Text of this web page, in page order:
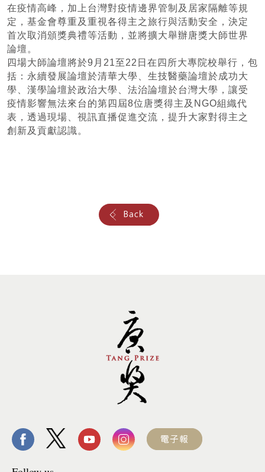
在疫情高峰，加上台灣對疫情邊界管制及居家隔離等規
定，基金會尊重及重視各得主之旅行與活動安全，決定
首次取消頒獎典禮等活動，並將擴大舉辦唐獎大師世界
論壇。
四場大師論壇將於9月21至22日在四所大專院校舉行，包
括：永續發展論壇於清華大學、生技醫藥論壇於成功大
學、漢學論壇於政治大學、法治論壇於台灣大學，讓受
疫情影響無法來台的第四屆8位唐獎得主及NGO組織代
表，透過現場、視訊直播促進交流，提升大家對得主之
創新及貢獻認識。